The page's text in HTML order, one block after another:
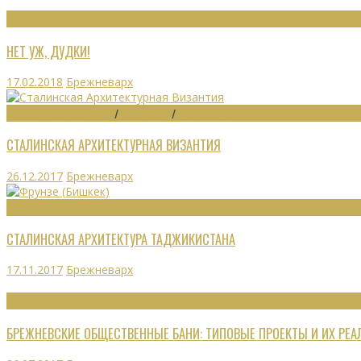
НЕТ УЖ, ДУДКИ!
17.02.2018 Брежневарх
/ /
СТАЛИНСКАЯ АРХИТЕКТУРНАЯ ВИЗАНТИЯ
26.12.2017 Брежневарх
СТАЛИНСКАЯ АРХИТЕКТУРА ТАДЖИКИСТАНА
17.11.2017 Брежневарх
БРЕЖНЕВСКИЕ ОБЩЕСТВЕННЫЕ БАНИ: ТИПОВЫЕ ПРОЕКТЫ И ИХ